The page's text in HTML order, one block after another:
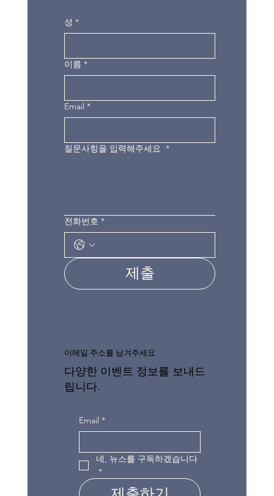
이메일 주소를 남겨주세요
다양한 이벤트 정보를 보내드
립니다.
Email *
네, 뉴스를 구독하겠습니다
*
성 *
이름 *
Email *
질문사힝을 입력해주세요 *
전화번호 *
제출